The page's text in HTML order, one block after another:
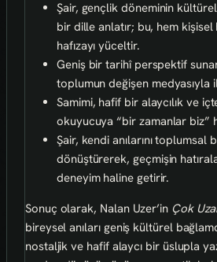
Şair, gençlik döneminin
bir dille anlatır; bu, hem
hafızayı yüceltir.
Geniş bir tarihî perspektif
toplumun değişen medyasıyla
Samimi, hafif bir alaycılık ve
okuyucuya “bir zamanlar biz”
Şair, kendi anılarını toplumsal
dönüştürerek, geçmişin
deneyim haline getirir.
Sonuç olarak, Nalan Uzer’in Çok
bireysel anıları geniş kültürel
nostaljik ve hafif alaycı bir üslupla